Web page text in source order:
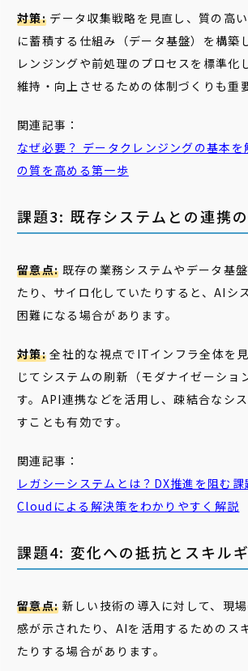
対策:データ収集戦略を見直し、質の高
に蓄積する仕組み（データ基盤）を構築
レンジングや前処理のプロセスを標準化
維持・向上させるための体制づくりも重
関連記事：
なぜ必要？ データクレンジングの基本
の質を高める第一歩
課題3: 既存システムとの連携
留意点: 既存の業務システムやデータ基
たり、サイロ化していたりすると、AIシ
困難になる場合があります。
対策:全社的な視点でITインフラ全体を
じてシステムの刷新（モダナイゼーショ
す。API連携などを活用し、疎結合なシ
すことも有効です。
関連記事：
レガシーシステムとは？DX推進を阻む
Cloudによる解決策をわかりやすく解説
課題4: 変化への抵抗とスキル
留意点: 新しい技術の導入に対して、現
感が示されたり、AIを活用するためのス
たりする場合があります。